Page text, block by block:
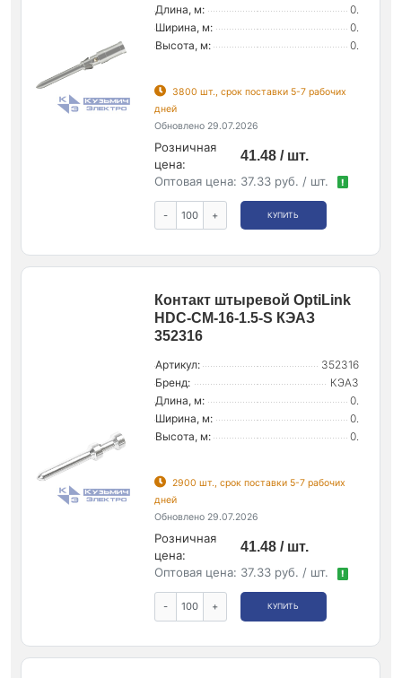
Длина, м:
0.
Ширина, м:
0.
Высота, м:
0.
3800 шт., срок поставки 5-7 рабочих
дней
Обновлено 29.07.2026
Розничная
цена:
41.48 / шт.
Оптовая цена: 37.33 руб. / шт. !
- + КУПИТЬ
Контакт штыревой OptiLink
HDC-CM-16-1.5-S КЭАЗ
352316
Артикул:
352316
Бренд:
КЭАЗ
Длина, м:
0.
Ширина, м:
0.
Высота, м:
0.
2900 шт., срок поставки 5-7 рабочих
дней
Обновлено 29.07.2026
Розничная
цена:
41.48 / шт.
Оптовая цена: 37.33 руб. / шт. !
- + КУПИТЬ